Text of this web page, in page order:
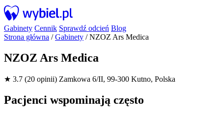
Gabinety Cennik Sprawdź odcień Blog
Strona główna /Gabinety /NZOZ Ars Medica
NZOZ Ars Medica
★ 3.7 (20 opinii) Zamkowa 6/II, 99-300 Kutno, Polska
Pacjenci wspominają często